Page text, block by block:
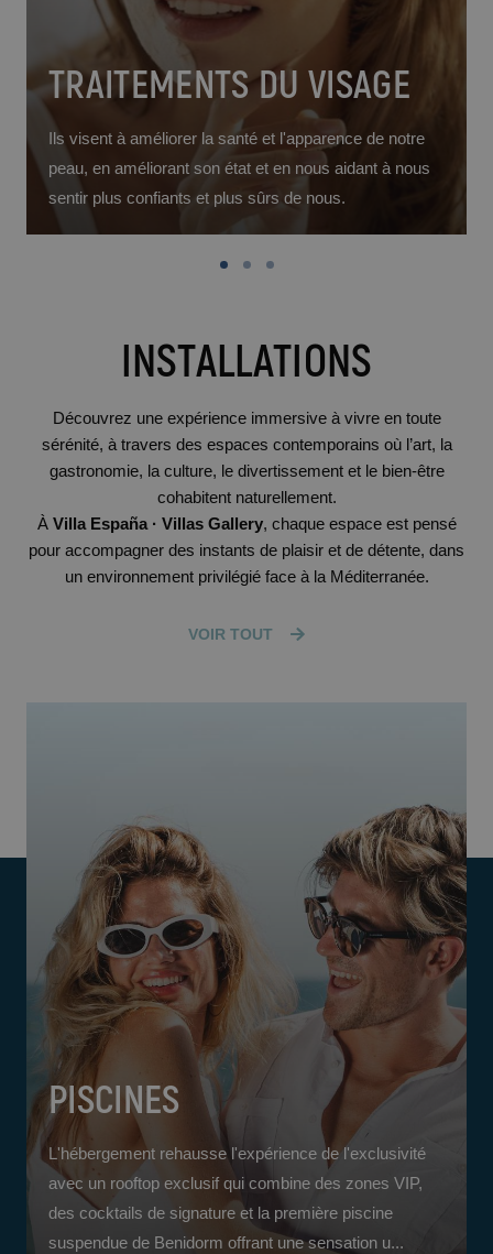
TRAITEMENTS DU VISAGE
Ils visent à améliorer la santé et l'apparence de notre
peau, en améliorant son état et en nous aidant à nous
sentir plus confiants et plus sûrs de nous.
INSTALLATIONS
Découvrez une expérience immersive à vivre en toute
sérénité, à travers des espaces contemporains où l’art, la
gastronomie, la culture, le divertissement et le bien-être
cohabitent naturellement.
À Villa España · Villas Gallery, chaque espace est pensé
pour accompagner des instants de plaisir et de détente, dans
un environnement privilégié face à la Méditerranée.
VOIR TOUT
PISCINES
L'hébergement rehausse l'expérience de l'exclusivité
avec un rooftop exclusif qui combine des zones VIP,
des cocktails de signature et la première piscine
suspendue de Benidorm offrant une sensation u...